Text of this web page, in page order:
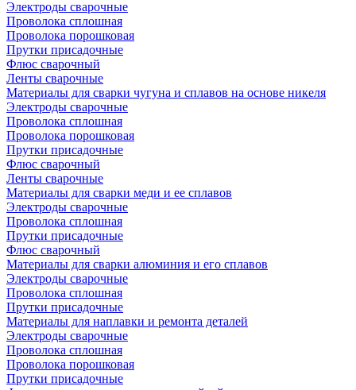
Электроды сварочные
Проволока сплошная
Проволока порошковая
Прутки присадочные
Флюс сварочный
Ленты сварочные
Материалы для сварки чугуна и сплавов на основе никеля
Электроды сварочные
Проволока сплошная
Проволока порошковая
Прутки присадочные
Флюс сварочный
Ленты сварочные
Материалы для сварки меди и ее сплавов
Электроды сварочные
Проволока сплошная
Прутки присадочные
Флюс сварочный
Материалы для сварки алюминия и его сплавов
Электроды сварочные
Проволока сплошная
Прутки присадочные
Материалы для наплавки и ремонта деталей
Электроды сварочные
Проволока сплошная
Проволока порошковая
Прутки присадочные